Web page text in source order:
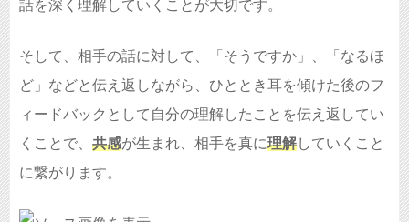
話を深く理解していくことが大切です。
そして、相手の話に対して、「そうですか」、「なるほ
ど」などと伝え返しながら、ひととき耳を傾けた後のフ
ィードバックとして自分の理解したことを伝え返してい
くことで、 共感が生まれ、相手を真に理解していくこと
に繋がります。